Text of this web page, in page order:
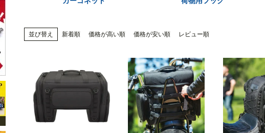
並び替え 新着順 価格が高い順 価格が安い順 レビュー順